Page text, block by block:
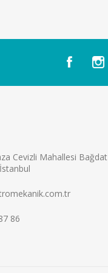
Cevizli Mahallesi
86